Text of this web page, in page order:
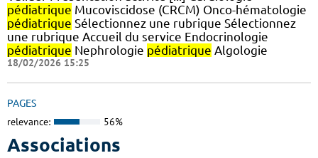
pédiatrique Mucoviscidose (CRCM) Onco-hématologie
pédiatrique Sélectionnez une rubrique Sélectionnez
une rubrique Accueil du service Endocrinologie
pédiatrique Nephrologie pédiatrique Algologie
18/02/2026 15:25
PAGES
relevance: 56%
Associations